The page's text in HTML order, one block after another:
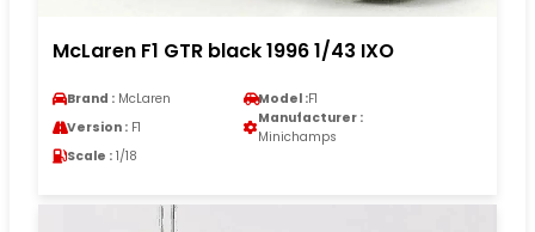
McLaren F1 GTR black 1996 1/43 IXO
Brand : McLaren Model :F1
Version : F1
Manufacturer :
Minichamps
Scale : 1/18